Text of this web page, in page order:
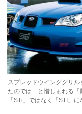
スプレッドウインググリ
たのでは…と惜しまれる「
「STi」ではなく「STI」に